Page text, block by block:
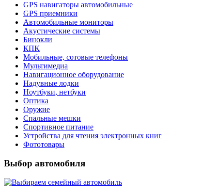
GPS навигаторы автомобильные
GPS приемники
Автомобильные мониторы
Акустические системы
Бинокли
КПК
Мобильные, сотовые телефоны
Мультимедиа
Навигационное оборудование
Надувные лодки
Ноутбуки, нетбуки
Оптика
Оружие
Спальные мешки
Спортивное питание
Устройства для чтения электронных книг
Фототовары
Выбор автомобиля